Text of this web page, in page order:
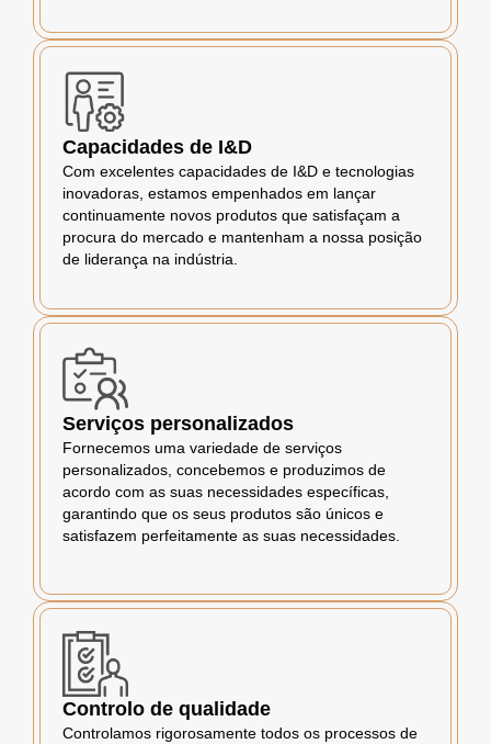
Capacidades de I&D
Com excelentes capacidades de I&D e tecnologias
inovadoras, estamos empenhados em lançar
continuamente novos produtos que satisfaçam a
procura do mercado e mantenham a nossa posição
de liderança na indústria.
Serviços personalizados
Fornecemos uma variedade de serviços
personalizados, concebemos e produzimos de
acordo com as suas necessidades específicas,
garantindo que os seus produtos são únicos e
satisfazem perfeitamente as suas necessidades.
Controlo de qualidade
Controlamos rigorosamente todos os processos de